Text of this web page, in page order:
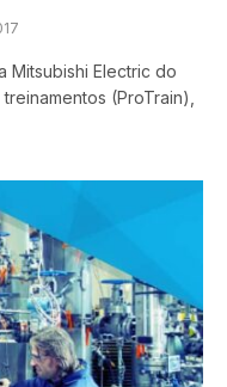
Mitsubishi Electric do
(ProTrain),